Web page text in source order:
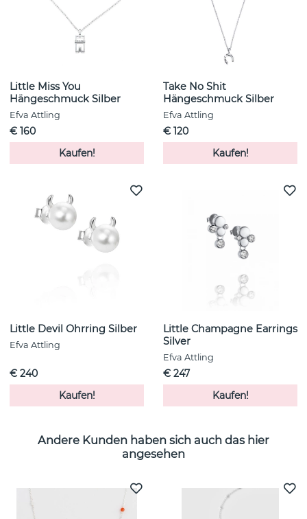
Little Miss You
Hängeschmuck Silber
Efva Attling
€ 160
Kaufen!
Take No Shit
Hängeschmuck Silber
Efva Attling
€ 120
Kaufen!
Little Devil Ohrring Silber
Efva Attling
€ 240
Kaufen!
Little Champagne Earrings
Silver
Efva Attling
€ 247
Kaufen!
Andere Kunden haben sich auch das hier
angesehen